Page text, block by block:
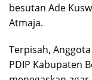
besutan Ade
Atmaja.
Terpisah,
PDIP Kabupaten